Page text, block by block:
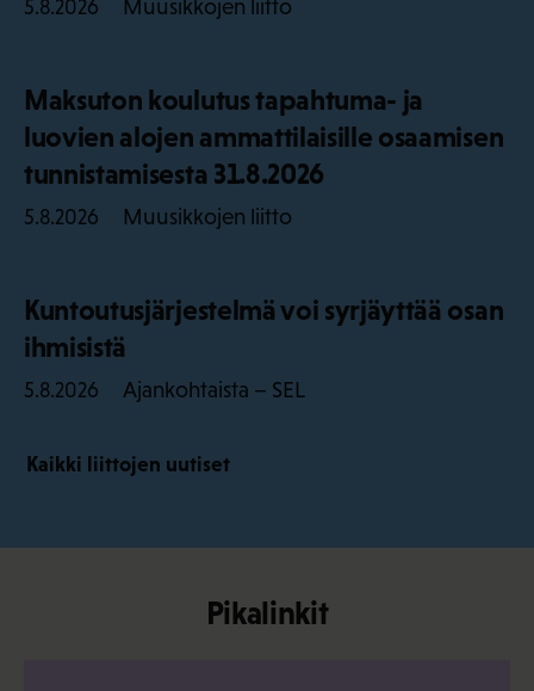
5.8.2026 Muusikkojen liitto
Maksuton koulutus tapahtuma- ja
luovien alojen ammattilaisille osaamisen
tunnistamisesta 31.8.2026
5.8.2026 Muusikkojen liitto
Kuntoutusjärjestelmä voi syrjäyttää osan
ihmisistä
5.8.2026 Ajankohtaista – SEL
Kaikki liittojen uutiset
Pikalinkit